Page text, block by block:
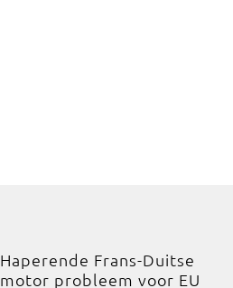
Haperende Frans-Duitse
motor probleem voor EU